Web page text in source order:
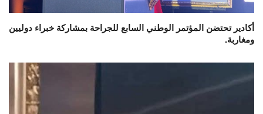
أكادير تحتضن المؤتمر الوطني السابع للجراحة بمشاركة خبراء دوليين
ومغاربة.